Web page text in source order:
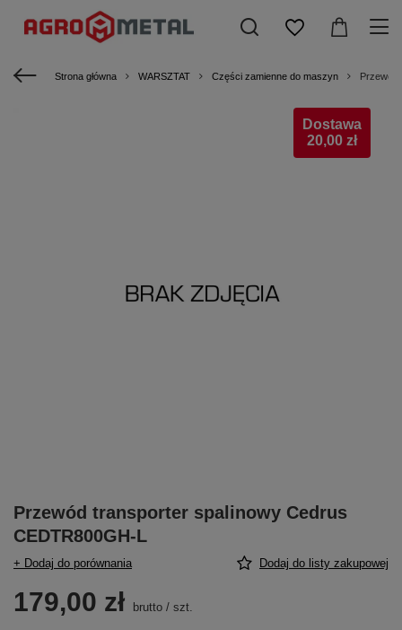
Strona główna WARSZTAT Części zamienne do maszyn Przewód
Dostawa
20,00 zł
Przewód transporter spalinowy Cedrus
CEDTR800GH-L
+ Dodaj do porównania Dodaj do listy zakupowej
179,00 zł brutto / szt.